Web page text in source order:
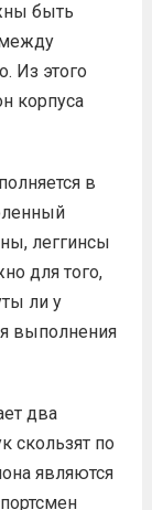
быть
Из этого
корпуса
в
леггинсы
для того,
ли у
выполнения
два
скользят по
являются